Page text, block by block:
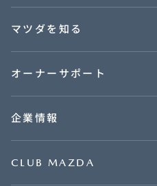
マツダを知る
オーナーサポート
企業情報
CLUB MAZDA